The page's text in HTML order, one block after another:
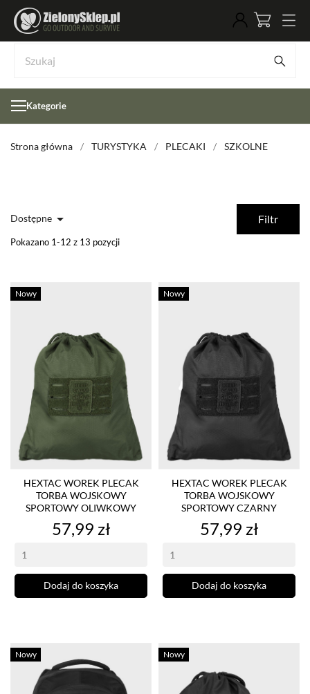
Kategorie
Strona główna TURYSTYKA PLECAKI SZKOLNE
Dostępne  Filtr
Pokazano 1-12 z 13 pozycji
HEXTAC WOREK PLECAK
TORBA WOJSKOWY
SPORTOWY OLIWKOWY
Cena
57,99 zł
Dodaj do koszyka
Nowy
HEXTAC WOREK PLECAK
TORBA WOJSKOWY
SPORTOWY CZARNY
Cena
57,99 zł
Dodaj do koszyka
Nowy
Nowy Nowy